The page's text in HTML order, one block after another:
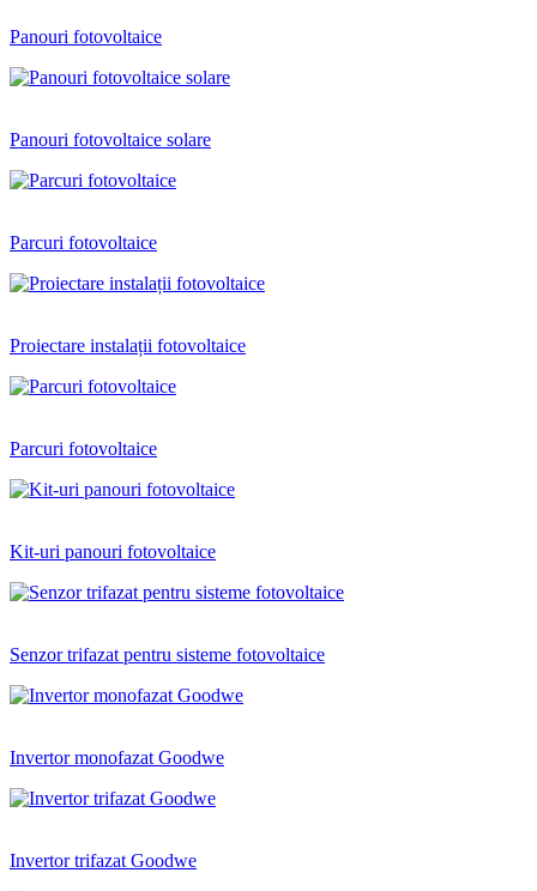
Panouri fotovoltaice
Panouri fotovoltaice solare
Parcuri fotovoltaice
Proiectare instalații fotovoltaice
Parcuri fotovoltaice
Kit-uri panouri fotovoltaice
Senzor trifazat pentru sisteme fotovoltaice
Invertor monofazat Goodwe
Invertor trifazat Goodwe